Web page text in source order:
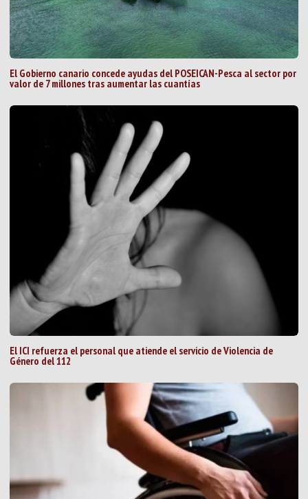
El Gobierno canario concede ayudas del POSEICAN-Pesca al sector por
valor de 7 millones tras aumentar las cuantías
El ICI refuerza el personal que atiende el servicio de Violencia de
Género del 112